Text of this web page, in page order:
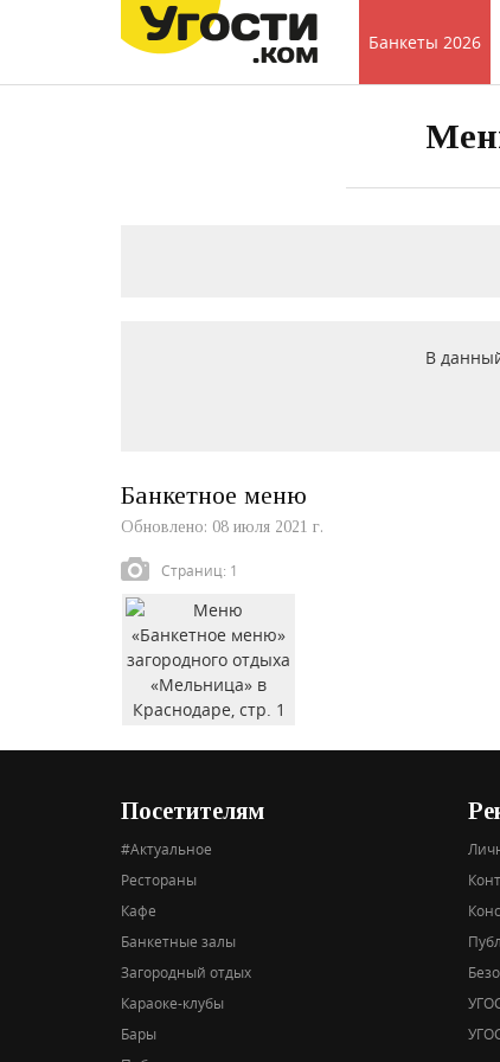
Банкеты 2026
В
Банкетное меню
Обновлено: 08 июля 2021 г.
Страниц: 1
Посетителям
#Актуальное
Рестораны
Кафе
Банкетные залы
Загородный отдых
Караоке-клубы
Бары